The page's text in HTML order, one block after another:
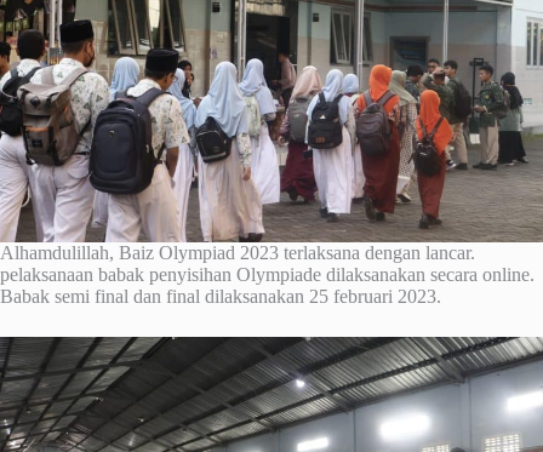
Alhamdulillah, Baiz Olympiad 2023 terlaksana dengan lancar.
pelaksanaan babak penyisihan Olympiade dilaksanakan secara online.
Babak semi final dan final dilaksanakan 25 februari 2023.